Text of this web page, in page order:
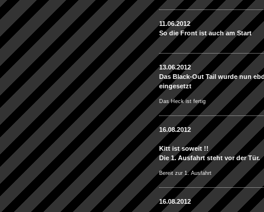
11.06.2012
So die Front ist auch am Start
13.06.2012
Das Black-Out Tail wurde nun
eingesetzt
Das Heck ist fertig
16.08.2012
Kitt ist soweit !!
Die 1. Ausfahrt steht vor der Tür.
Bereit zur 1. Ausfahrt
16.08.2012